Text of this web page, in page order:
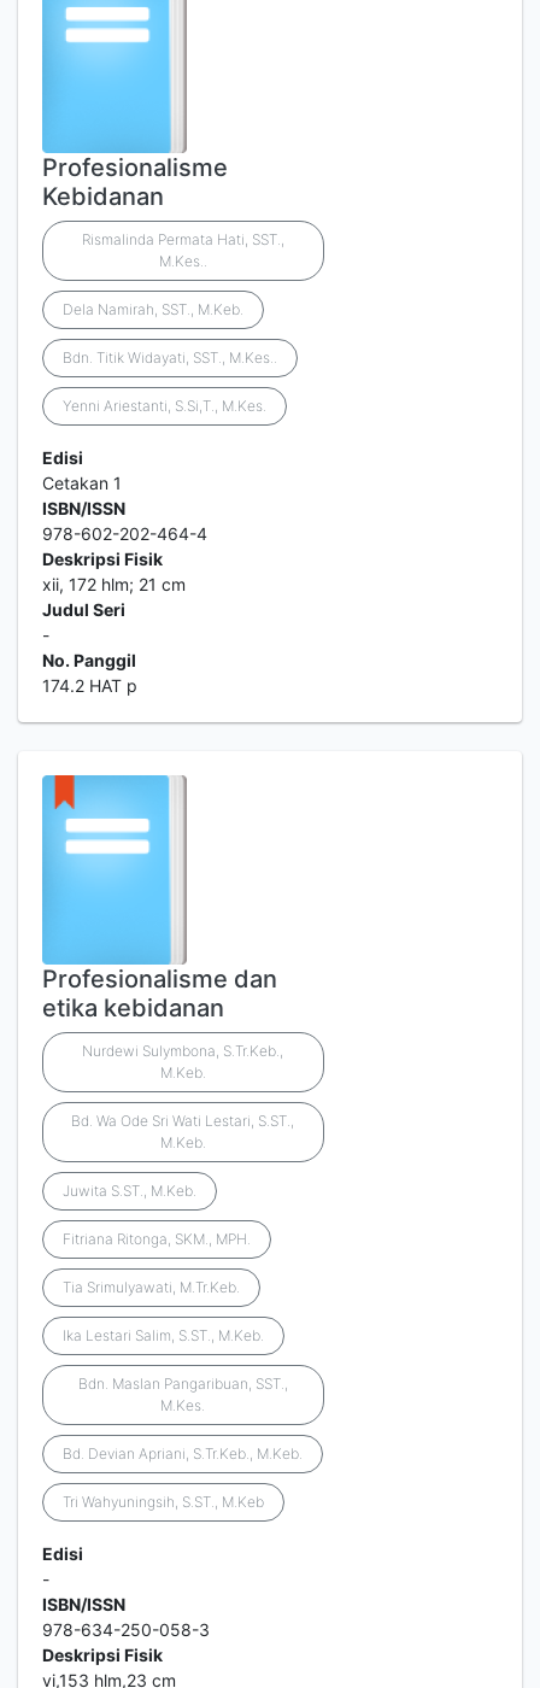
Profesionalisme
Kebidanan
Rismalinda Permata Hati, SST.,
M.Kes..
Dela Namirah, SST., M.Keb.
Bdn. Titik Widayati, SST., M.Kes..
Yenni Ariestanti, S.Si,T., M.Kes.
Edisi
Cetakan 1
ISBN/ISSN
978-602-202-464-4
Deskripsi Fisik
xii, 172 hlm; 21 cm
Judul Seri
-
No. Panggil
174.2 HAT p
Profesionalisme dan
etika kebidanan
Nurdewi Sulymbona, S.Tr.Keb.,
M.Keb.
Bd. Wa Ode Sri Wati Lestari, S.ST.,
M.Keb.
Juwita S.ST., M.Keb.
Fitriana Ritonga, SKM., MPH.
Tia Srimulyawati, M.Tr.Keb.
Ika Lestari Salim, S.ST., M.Keb.
Bdn. Maslan Pangaribuan, SST.,
M.Kes.
Bd. Devian Apriani, S.Tr.Keb., M.Keb.
Tri Wahyuningsih, S.ST., M.Keb
Edisi
-
ISBN/ISSN
978-634-250-058-3
Deskripsi Fisik
vi,153 hlm,23 cm